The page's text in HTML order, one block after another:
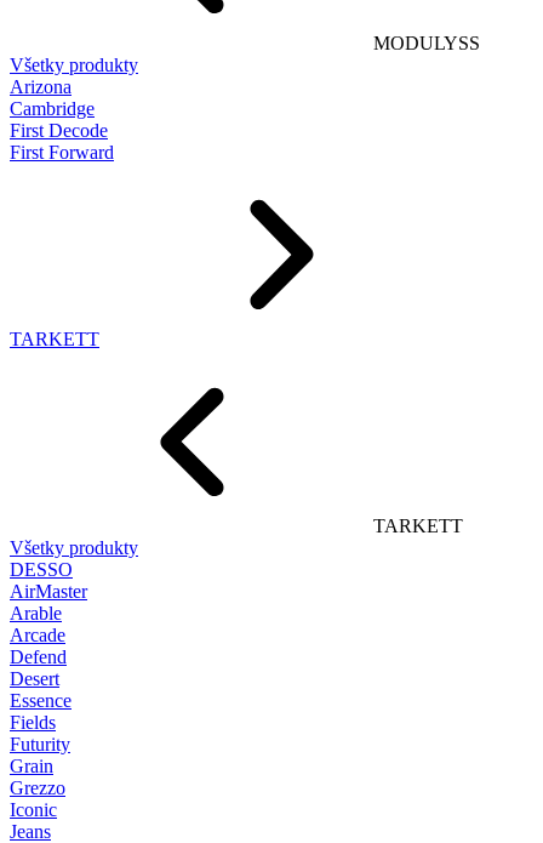
MODULYSS
Všetky produkty
Arizona
Cambridge
First Decode
First Forward
TARKETT
TARKETT
Všetky produkty
DESSO
AirMaster
Arable
Arcade
Defend
Desert
Essence
Fields
Futurity
Grain
Grezzo
Iconic
Jeans